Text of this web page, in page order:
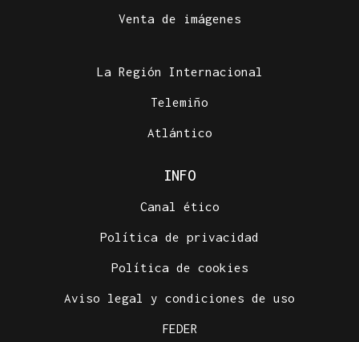
Venta de imágenes
La Región Internacional
Telemiño
Atlántico
INFO
Canal ético
Política de privacidad
Política de cookies
Aviso legal y condiciones de uso
FEDER